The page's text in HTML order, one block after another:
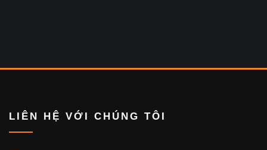
LIÊN HỆ VỚI CHÚNG TÔI